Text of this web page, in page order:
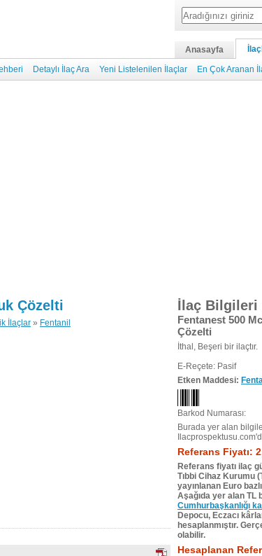
Anasayfa
Detaylı İlaç Ara Yeni Listelenilen İlaçlar En Çok Aranan
Çözelti
İlaçlar » Fentanil
İlaç Bilgileri
Fentanest 500
Çözelti
İthal, Beşeri bir ilaçtır.
E-Reçete: Pasif
Etken Maddesi:
Barkod Numarası:
Burada yer alan
Referans Fiyatı:
Referans fiyatı ilaç
Tıbbi Cihaz Kurumu
yayınlanan Euro
Aşağıda yer alan TL
Cumhurbaşkanlığı
Depocu, Eczacı
hesaplanmıştır.
olabilir.
Hesaplanan